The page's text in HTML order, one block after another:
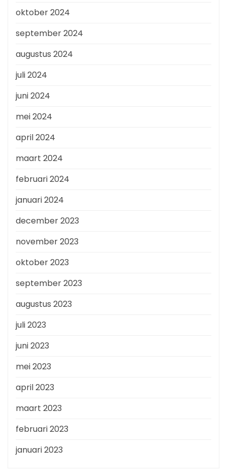
oktober 2024
september 2024
augustus 2024
juli 2024
juni 2024
mei 2024
april 2024
maart 2024
februari 2024
januari 2024
december 2023
november 2023
oktober 2023
september 2023
augustus 2023
juli 2023
juni 2023
mei 2023
april 2023
maart 2023
februari 2023
januari 2023